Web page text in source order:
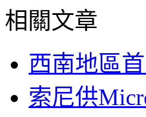
相關文章
西南地區
索尼供